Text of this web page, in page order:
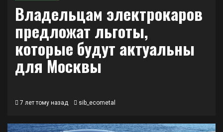
Владельцам электрокаров
предложат льготы,
которые будут актуальны
для Москвы
7 лет тому назад sib_ecometal